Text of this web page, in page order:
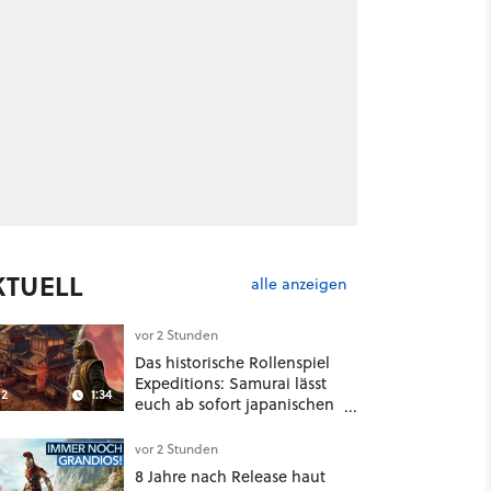
alle anzeigen
1:34
vor 2 Stunden
Das historische Rollenspiel
Expeditions: Samurai lässt
euch ab sofort japanischen
wahlweise mit Gewalt oder
Diplomatie
vor 2 Stunden
8 Jahre nach Release haut